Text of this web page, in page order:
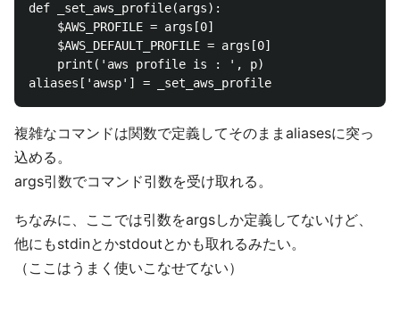
def _set_aws_profile(args):
    $AWS_PROFILE = args[0]
    $AWS_DEFAULT_PROFILE = args[0]
    print('aws profile is : ', p)
複雑なコマンドは関数で定義してそのままaliasesに突っ
込める。
args引数でコマンド引数を受け取れる。
ちなみに、ここでは引数をargsしか定義してないけど、
他にもstdinとかstdoutとかも取れるみたい。
（ここはうまく使いこなせてない）